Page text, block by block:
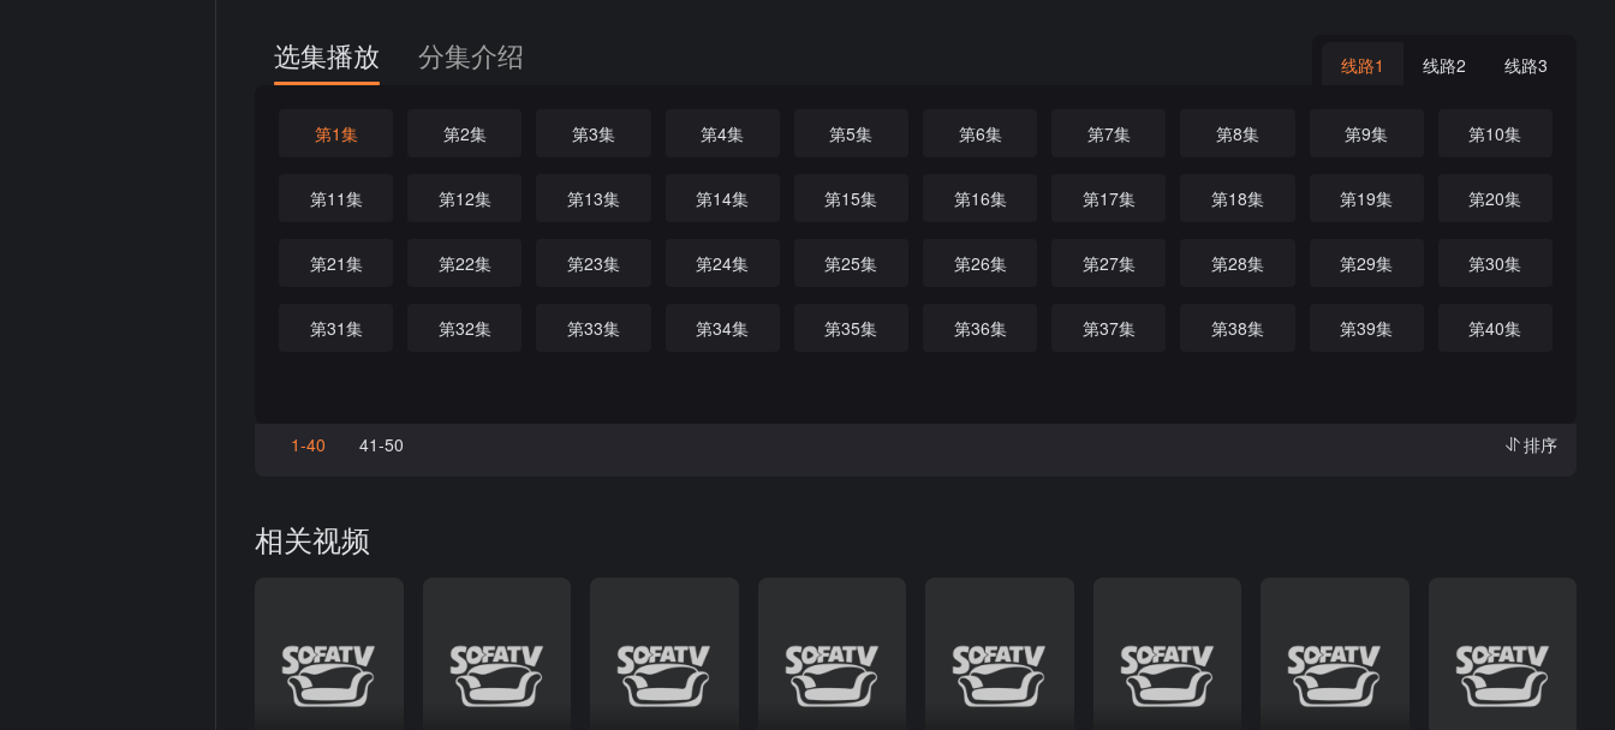
选集播放 分集介绍 线路1 线路2 线路3
第1集 第2集 第3集 第4集 第5集 第6集 第7集 第8集 第9集 第10集
第11集 第12集 第13集 第14集 第15集 第16集 第17集 第18集 第19集 第20集
第21集 第22集 第23集 第24集 第25集 第26集 第27集 第28集 第29集 第30集
第31集 第32集 第33集 第34集 第35集 第36集 第37集 第38集 第39集 第40集
1-40 41-50 排序
相关视频